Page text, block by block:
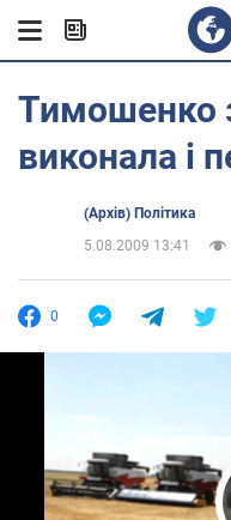
Тимошенко
виконала і
(Архів) Політика
5.08.2009 13:41
0